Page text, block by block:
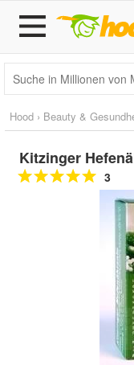
Hood › Beauty &
Kitzinger
3